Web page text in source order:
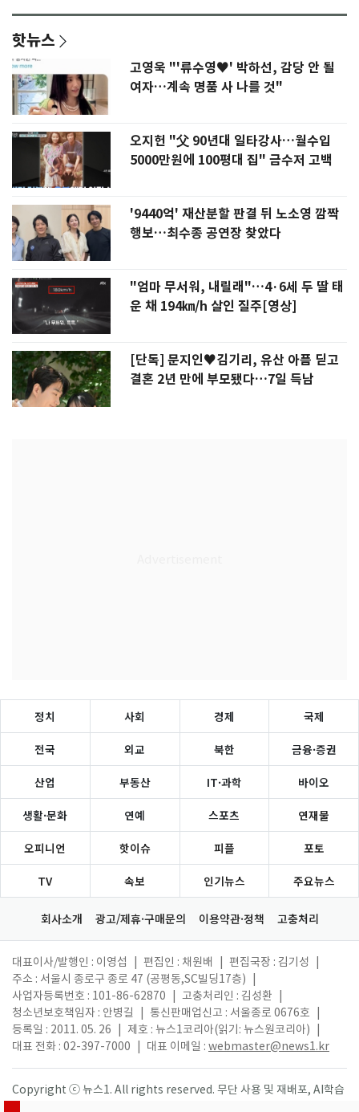
핫뉴스
고영욱 "'류수영♥' 박하선, 감당 안 될
여자…계속 명품 사 나를 것"
오지헌 "父 90년대 일타강사…월수입
5000만원에 100평대 집" 금수저 고백
'9440억' 재산분할 판결 뒤 노소영 깜짝
행보…최수종 공연장 찾았다
"엄마 무서워, 내릴래"…4·6세 두 딸 태
운 채 194㎞/h 살인 질주[영상]
[단독] 문지인♥김기리, 유산 아픔 딛고
결혼 2년 만에 부모됐다…7일 득남
정치 사회 경제 국제
전국 외교 북한 금융·증권
산업 부동산 IT·과학 바이오
생활·문화 연예 스포츠 연재물
오피니언 핫이슈 피플 포토
TV 속보 인기뉴스 주요뉴스
회사소개 광고/제휴·구매문의 이용약관·정책 고충처리
대표이사/발행인 : 이영섭 편집인 : 채원배 편집국장 : 김기성
주소 : 서울시 종로구 종로 47 (공평동,SC빌딩17층)
사업자등록번호 : 101-86-62870
고충처리인 : 김성환
청소년보호책임자 : 안병길
통신판매업신고 : 서울종로 0676호
등록일 : 2011. 05. 26
제호 : 뉴스1코리아(읽기: 뉴스원코리아)
대표 전화 : 02-397-7000
대표 이메일 : webmaster@news1.kr
Copyright ⓒ 뉴스1. All rights reserved. 무단 사용 및 재배포, AI학습